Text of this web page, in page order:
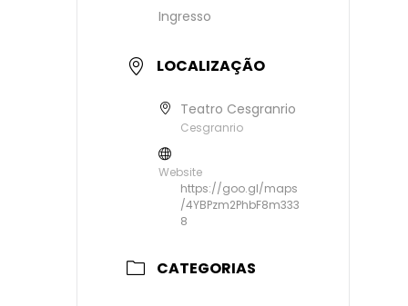
Ingresso
LOCALIZAÇÃO
Teatro Cesgranrio
Cesgranrio
Website
https://goo.gl/maps
/4YBPzm2PhbF8m333
8
CATEGORIAS